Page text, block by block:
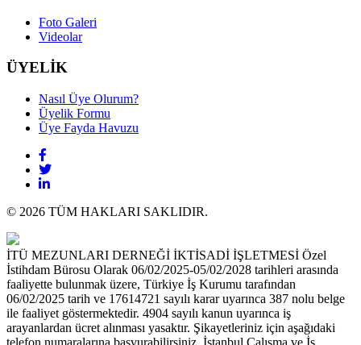
Foto Galeri
Videolar
ÜYELİK
Nasıl Üye Olurum?
Üyelik Formu
Üye Fayda Havuzu
© 2026 TÜM HAKLARI SAKLIDIR.
İTÜ MEZUNLARI DERNEĞİ İKTİSADİ İŞLETMESİ Özel
İstihdam Bürosu Olarak 06/02/2025-05/02/2028 tarihleri arasında
faaliyette bulunmak üzere, Türkiye İş Kurumu tarafından
06/02/2025 tarih ve 17614721 sayılı karar uyarınca 387 nolu belge
ile faaliyet göstermektedir. 4904 sayılı kanun uyarınca iş
arayanlardan ücret alınması yasaktır. Şikayetleriniz için aşağıdaki
telefon numaralarına başvurabilirsiniz. İstanbul Çalışma ve İş